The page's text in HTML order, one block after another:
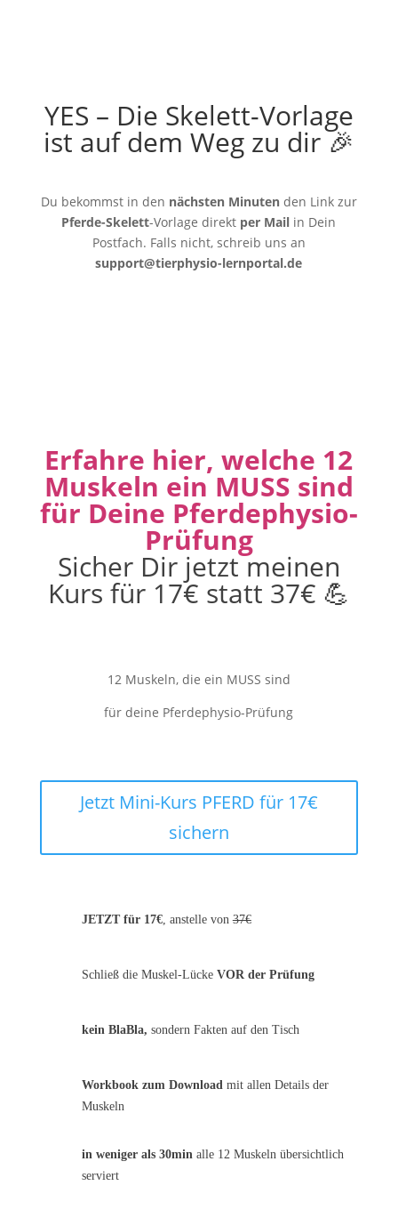
YES – Die Skelett-Vorlage
ist auf dem Weg zu dir 🎉
Du bekommst in den nächsten Minutenden Link zur
Pferde-Skelett-Vorlage direkt per Mail in Dein
Postfach. Falls nicht, schreib uns an
support@tierphysio-lernportal.de
Erfahre hier, welche 12
Muskeln ein MUSS sind
für Deine Pferdephysio-
Prüfung
Sicher Dir jetzt meinen
Kurs für 17€ statt 37€ 💪
12 Muskeln, die ein MUSS sind
für deine Pferdephysio-Prüfung
Jetzt Mini-Kurs PFERD für 17€
sichern
JETZT für 17€, anstelle von37€
Schließ die Muskel-Lücke VOR der Prüfung
kein BlaBla, sondern Fakten auf den Tisch
Workbook zum Downloadmit allen Details der
Muskeln
in weniger als 30minalle 12 Muskeln übersichtlich
serviert